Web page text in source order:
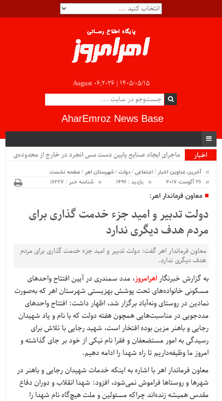
August 06,2026 | ۱۴۰۵/۰۵/۱۵
AharEmroz News Base
اخبار
ماجرای ایجاد صنایع پایین دست مس انجرد در خارج از محدوده‌ی
آخرین عناوین اخبار / اجتماعی/دولت/شهرستان اهر /صفحه نخست
26 آگوست 2017
بازدید : 1496 شناسه خبر : 16227
معاون فرماندار اهر:
دولت تدبیر و امید جزء خدمت گذاری برای
مردم هدف دیگری ندارد
معاون فرماندار اهر گفت: دولت تدبیر و امید جزء خدمت گذاری برای مردم
هدف دیگری ندارد.
به گزارش خبرنگاراهرامروز، مدد سمندری در آیین افتتاح واحدهای
مسکونی خانواده‌های تحت پوشش بهزیستی شهرستان اهر که به‌صورت
نمادین در روستای ونه‌آباد برگزار شد، اظهار داشت: افتتاح واحدهای
مددجویی در مناسبت‌هایی همچون هفته دولت که با نام و یاد شهیدان
رجایی و باهنر مزین بوده افتخار است، شهید رجایی با تلاش برای
رسیدگی به امور مستضعفان و فقرا نام نیکی از خود بر جای گذاشته و
امروز ما وظیفه‌داریم تا راه شهدا را ادامه دهیم.
معاون فرماندار اهر با اشاره به اینکه خدمات شهیدان رجایی و باهنر در
شهرها و روستاها فراموش نمی‌شود، افزود: شهدا انقلاب و دوران دفاع
مقدس همیشه زنده‌اند چراکه مسئولین و ملت هیچ‌گاه نام شهدا را